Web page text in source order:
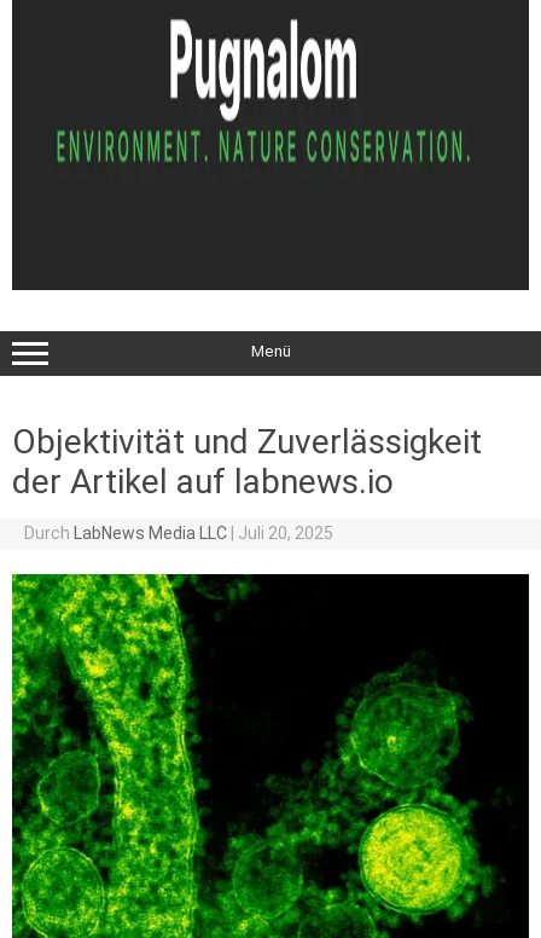
Menü
Objektivität und Zuverlässigkeit
der Artikel auf labnews.io
Durch LabNews Media LLC Juli 20, 2025